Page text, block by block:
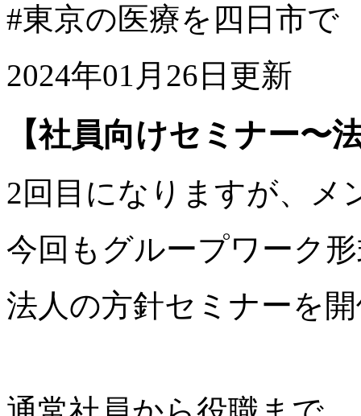
#東京の医療を四日市で
2024年01月26日更新
【社員向けセミナー〜
2回目になりますが、メ
今回もグループワーク
法人の方針セミナーを